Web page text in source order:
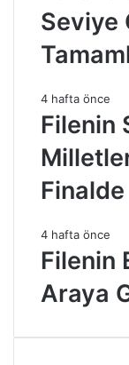
Seviye
4 hafta önce
Filenin
Finalde
4 hafta önce
Filenin
Araya